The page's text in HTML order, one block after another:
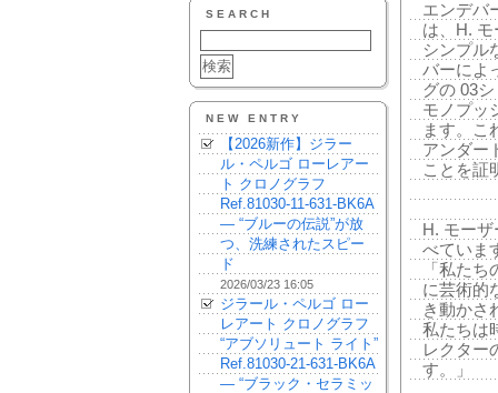
エンデバ
は、H.
シンプル
バーによ
グの 03
モノプッ
ます。こ
アンダー
ことを証
H. モー
べていま
「私た
に芸術的
き動かさ
私たちは
レクター
す。」
SEARCH
NEW ENTRY
【2026新作】ジラー
ル・ペルゴ ローレアー
ト クロノグラフ
Ref.81030-11-631-BK6A
— “ブルーの伝説”が放
つ、洗練されたスピー
ド
2026/03/23 16:05
ジラール・ペルゴ ロー
レアート クロノグラフ
“アブソリュート ライト”
Ref.81030-21-631-BK6A
— “ブラック・セラミッ